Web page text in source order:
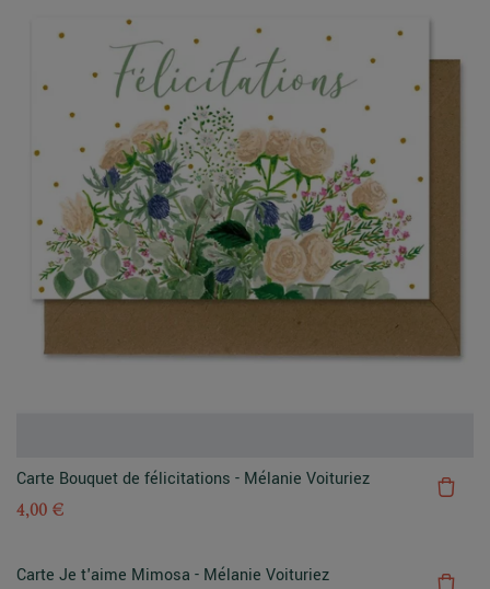
Carte Bouquet de félicitations - Mélanie Voituriez
4,00 €
Carte Je t'aime Mimosa - Mélanie Voituriez